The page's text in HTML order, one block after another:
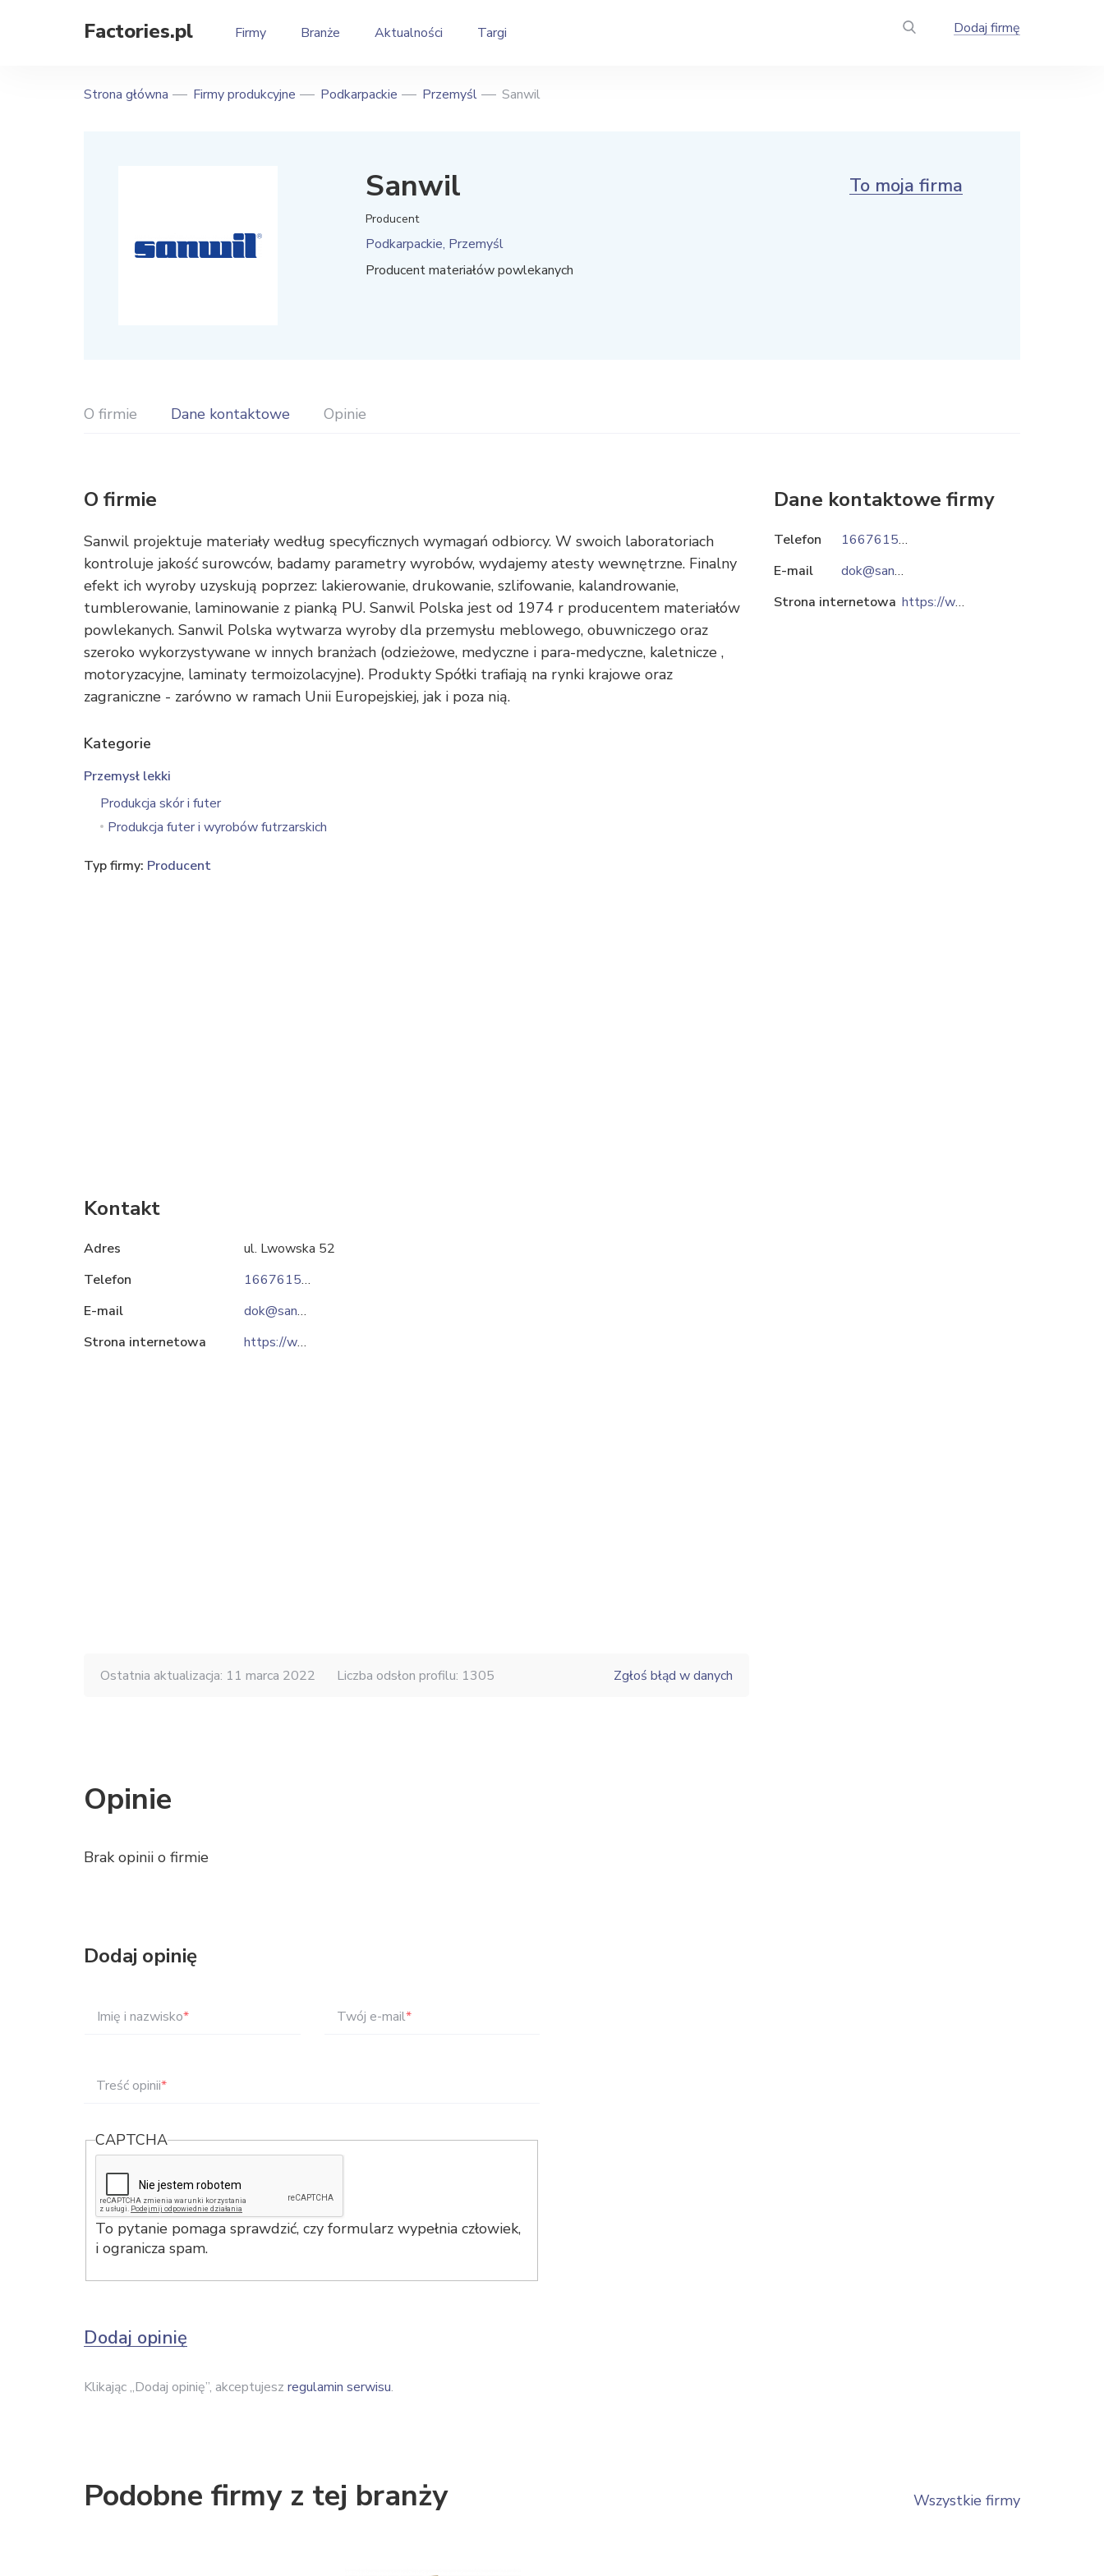
Factories.pl Firmy Branże Aktualności Targi Dodaj firmę
Strona główna Firmy produkcyjne Podkarpackie Przemyśl Sanwil
Sanwil
Producent
Podkarpackie, Przemyśl
Producent materiałów powlekanych
To moja firma
O firmie Dane kontaktowe Opinie
O firmie
Sanwil projektuje materiały według specyficznych wymagań odbiorcy. W swoich laboratoriach
kontroluje jakość surowców, badamy parametry wyrobów, wydajemy atesty wewnętrzne. Finalny
efekt ich wyroby uzyskują poprzez: lakierowanie, drukowanie, szlifowanie, kalandrowanie,
tumblerowanie, laminowanie z pianką PU. Sanwil Polska jest od 1974 r producentem materiałów
powlekanych. Sanwil Polska wytwarza wyroby dla przemysłu meblowego, obuwniczego oraz
szeroko wykorzystywane w innych branżach (odzieżowe, medyczne i para-medyczne, kaletnicze ,
motoryzacyjne, laminaty termoizolacyjne). Produkty Spółki trafiają na rynki krajowe oraz
zagraniczne - zarówno w ramach Unii Europejskiej, jak i poza nią.
Kategorie
Przemysł lekki
Produkcja skór i futer
Produkcja futer i wyrobów futrzarskich
Typ firmy: Producent
Kontakt
Adres
ul. Lwowska 52
Telefon
166761500
E-mail
dok@sanwil.com
Strona internetowa
https://www.sanwil.com
Ostatnia aktualizacja: 11 marca 2022 Liczba odsłon profilu: 1305 Zgłoś błąd w danych
Opinie
Brak opinii o firmie
Dodaj opinię
Imię i nazwisko* Twój e-mail*
Treść opinii*
CAPTCHA
To pytanie pomaga sprawdzić, czy formularz wypełnia człowiek,
i ogranicza spam.
Dodaj opinię
Klikając „Dodaj opinię”, akceptujesz regulamin serwisu.
Dane kontaktowe firmy
Telefon
166761500
E-mail
dok@sanwil.com
Strona internetowa
https://www.sanwil.com
Podobne firmy z tej branży Wszystkie firmy